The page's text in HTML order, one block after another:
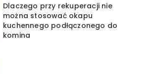
Dlaczego przy rekuperacji nie
można stosować okapu
kuchennego podłączonego do
komina